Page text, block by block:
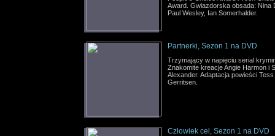
Award. Gwiazdorska obsada: Nina
Paul Wesley, Ian Somerhalder.
Partnerki, Sezon 1 na DVD
Trzymający w napięciu serial
Znakomite kreacje Angie Harmon i
Alexander. Adaptacja powieści Tess
Gerritsen.
Człowiek cel, Sezon 1 na DVD